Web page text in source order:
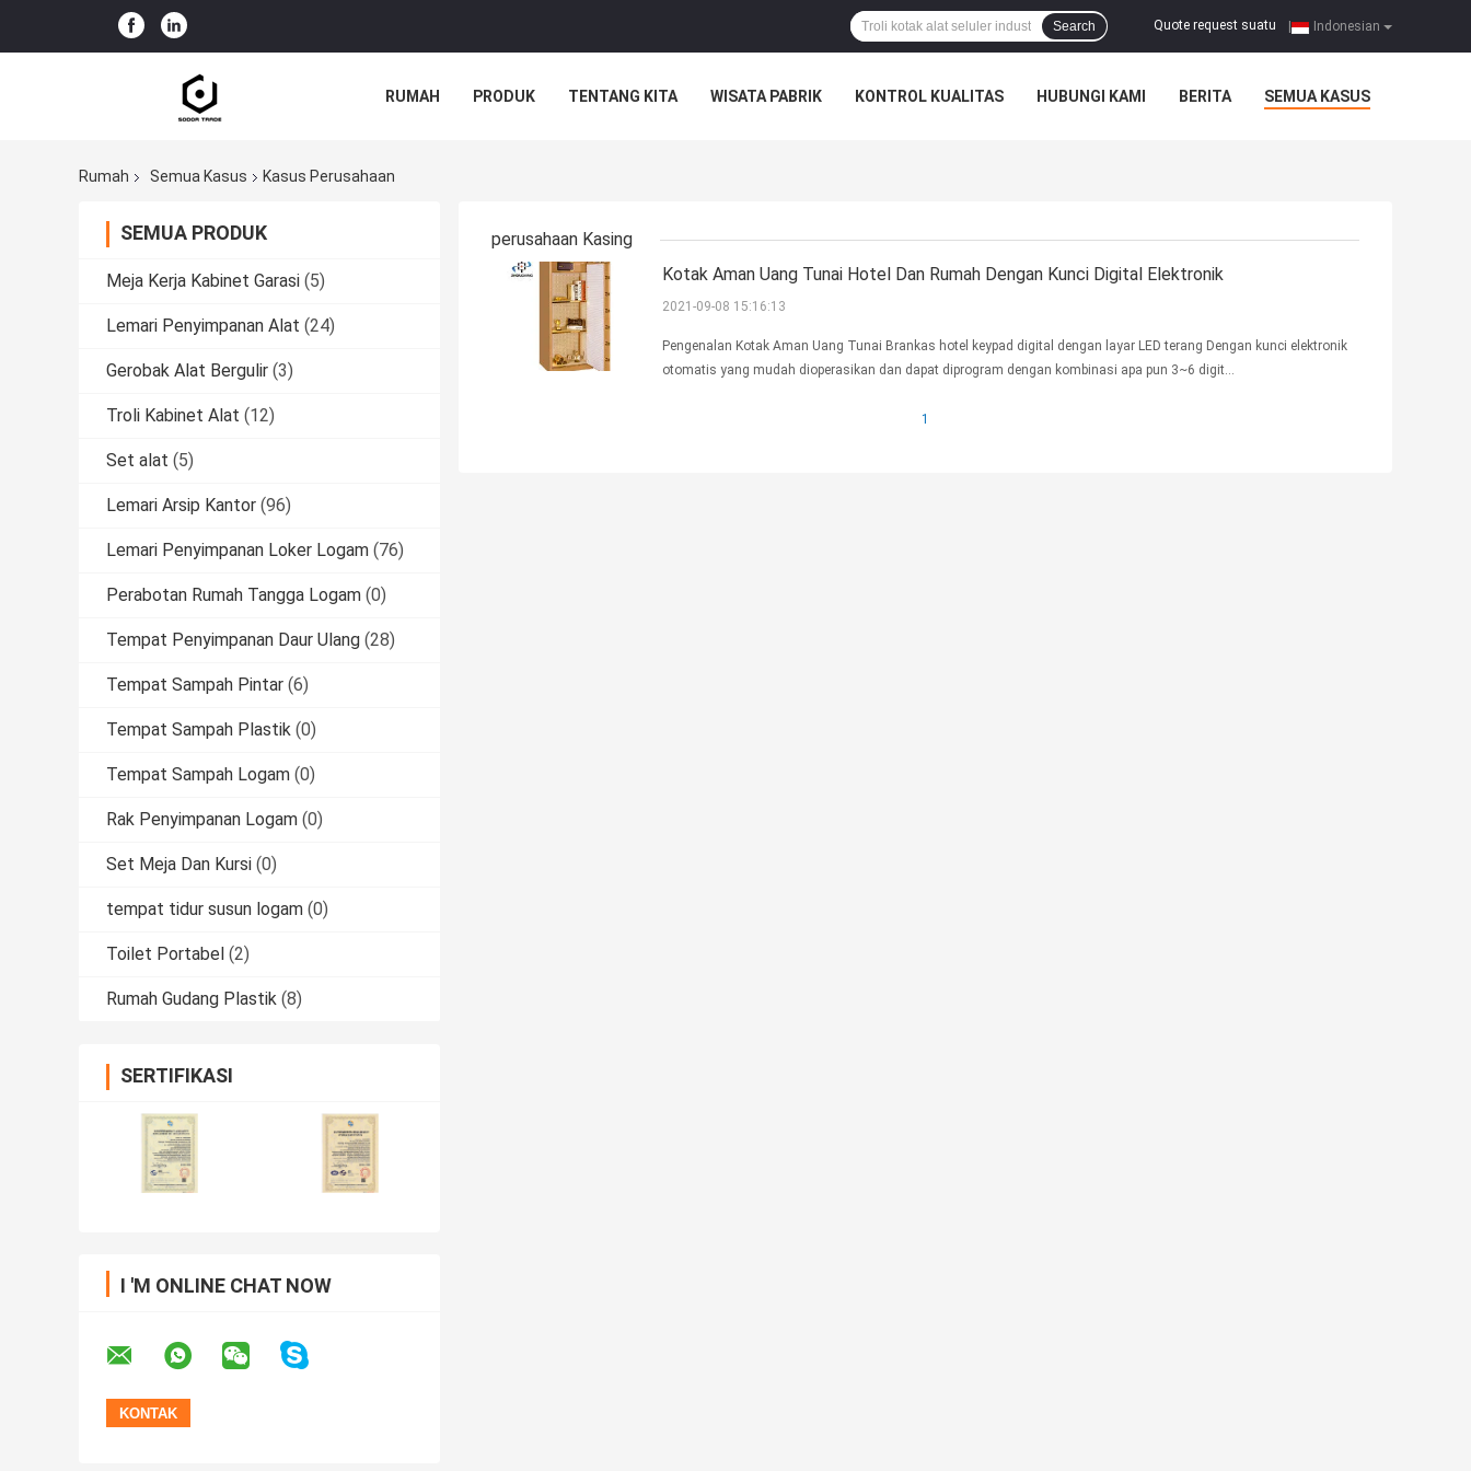
Indonesian
Quote request suatu
Search
RUMAH PRODUK TENTANG KITA WISATA PABRIK KONTROL KUALITAS HUBUNGI KAMI BERITA SEMUA KASUS
Rumah Semua Kasus Kasus Perusahaan
SEMUA PRODUK
Meja Kerja Kabinet Garasi (5)
Lemari Penyimpanan Alat (24)
Gerobak Alat Bergulir (3)
Troli Kabinet Alat (12)
Set alat (5)
Lemari Arsip Kantor (96)
Lemari Penyimpanan Loker Logam (76)
Perabotan Rumah Tangga Logam (0)
Tempat Penyimpanan Daur Ulang (28)
Tempat Sampah Pintar (6)
Tempat Sampah Plastik (0)
Tempat Sampah Logam (0)
Rak Penyimpanan Logam (0)
Set Meja Dan Kursi (0)
tempat tidur susun logam (0)
Toilet Portabel (2)
Rumah Gudang Plastik (8)
SERTIFIKASI
I 'M ONLINE CHAT NOW
perusahaan Kasing
Kotak Aman Uang Tunai Hotel Dan Rumah Dengan Kunci Digital Elektronik
2021-09-08 15:16:13
Pengenalan Kotak Aman Uang Tunai Brankas hotel keypad digital dengan layar LED terang Dengan kunci elektronik
otomatis yang mudah dioperasikan dan dapat diprogram dengan kombinasi apa pun 3~6 digit
1